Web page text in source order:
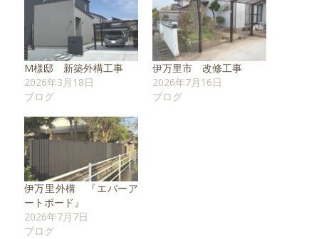
M様邸 新築外構工事
2026年3月18日
ブログ
伊万里市 改修工事
2026年7月16日
ブログ
伊万里外構 『エバーア
ートボード』
2026年7月7日
ブログ